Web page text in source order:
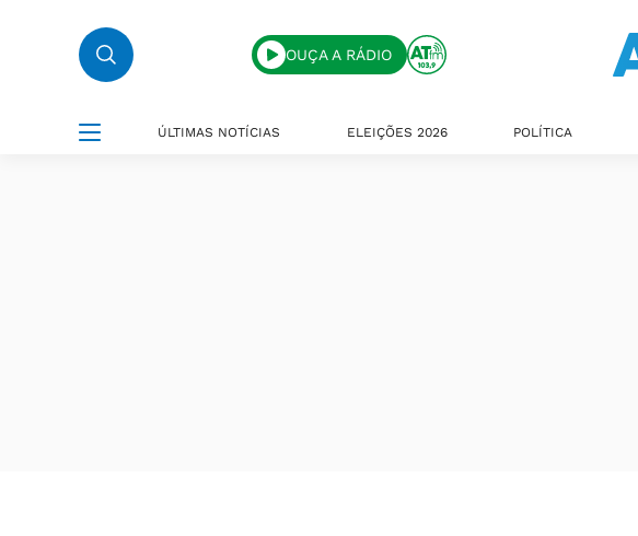
OUÇA A RÁDIO
ÚLTIMAS NOTÍCIAS ELEIÇÕES 2026 POLÍTICA